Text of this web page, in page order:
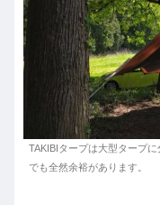
TAKIBIタープは大型タープ
でも全然余裕があります。